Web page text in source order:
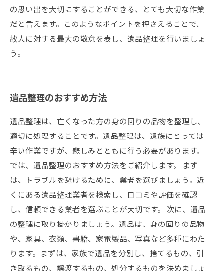
の思い出を大切にすることができる、とても大切な作業
だと言えます。このようなポイントを押さえることで、
故人に対する最大の敬意を表し、遺品整理を行いましょ
う。
遺品整理のおすすめ方法
遺品整理は、亡くなった方の身の回りの品物を整理し、
適切に処理することです。遺品整理は、遺族にとっては
辛い作業ですが、悲しみとともに行う必要があります。
では、遺品整理のおすすめ方法をご紹介します。 まず
は、トラブルを避けるために、業者を選びましょう。近
くにある遺品整理業者を検索し、口コミや評価を確認
し、信頼できる業者を選ぶことが大切です。 次に、遺品
の整理に取り掛かりましょう。遺品は、身の回りの品物
や、家具、衣類、書籍、家電製品、写真など多種にわた
ります。まずは、家族で遺品を分別し、捨てるもの、引
き取るもの、譲渡するもの、処分するものを決めましょ